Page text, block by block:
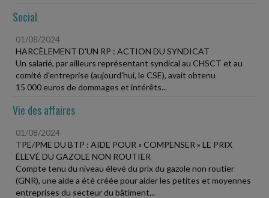
Social
01/08/2024
HARCÈLEMENT D'UN RP : ACTION DU SYNDICAT
Un salarié, par ailleurs représentant syndical au CHSCT et au
comité d'entreprise (aujourd'hui, le CSE), avait obtenu
15 000 euros de dommages et intérêts...
Vie des affaires
01/08/2024
TPE/PME DU BTP : AIDE POUR « COMPENSER » LE PRIX
ÉLEVÉ DU GAZOLE NON ROUTIER
Compte tenu du niveau élevé du prix du gazole non routier
(GNR), une aide a été créée pour aider les petites et moyennes
entreprises du secteur du bâtiment...